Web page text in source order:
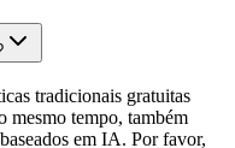
tradicionais gratuitas
mesmo tempo, também
em IA. Por favor,